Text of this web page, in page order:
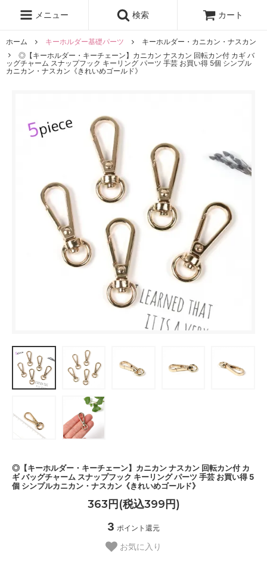
メニュー 検索 カート
ホーム キーホルダー基礎パーツ
キーホルダー・カニカン・ナスカン
◎【キーホルダー・キーチェーン】カニカン ナスカン 回転カン付 カギ バ
ッグチャーム スナップフック キーリング パーツ 手芸 お買い得 5個 シンプル
カニカン・ナスカン《きれいめゴールド》
◎【キーホルダー・キーチェーン】カニカン ナスカン 回転カン付 カ
ギ バッグチャーム スナップフック キーリング パーツ 手芸 お買い得 5
個 シンプルカニカン・ナスカン《きれいめゴールド》
363円(税込399円)
3 ポイント還元
お気に入り